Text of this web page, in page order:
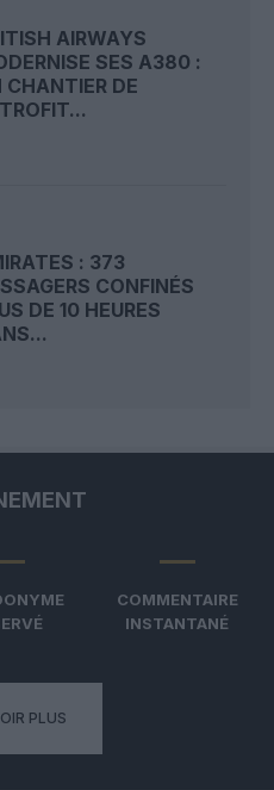
AIRWAYS
SES A380 :
CHANTIER DE
: 373
CONFINÉS
DE 10 HEURES
COMMENTAIRE
INSTANTANÉ
PLUS